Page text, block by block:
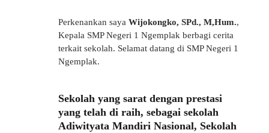
Perkenankan saya Wijokongko, SPd., M,Hum.,
Kepala SMP Negeri 1 Ngemplak berbagi cerita
terkait sekolah. Selamat datang di SMP Negeri 1
Ngemplak.
Sekolah yang sarat dengan prestasi
yang telah di raih, sebagai sekolah
Adiwityata Mandiri Nasional, Sekolah